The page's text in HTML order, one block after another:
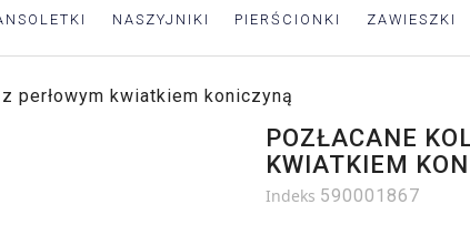
NASZYJNIKI PIERŚCIONKI ZAWIESZKI
perłowym kwiatkiem koniczyną
POZŁACANE
KWIATKIEM
Indeks 590001867